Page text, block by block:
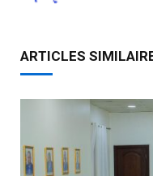
ARTICLES